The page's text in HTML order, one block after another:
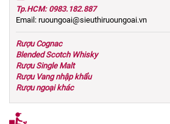
Tp.HCM: 0983.182.887
Email: ruoungoai@sieuthiruoungoai.vn
Rượu Cognac
Blended Scotch Whisky
Rượu Single Malt
Rượu Vang nhập khẩu
Rượu ngoại khác